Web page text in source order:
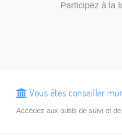
Participez à la
Vous êtes conseiller
Accédez aux outils de suivi et